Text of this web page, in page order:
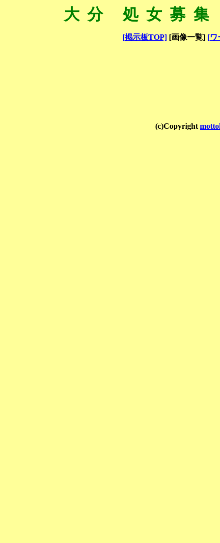
大分 処女募
[掲示板TOP][画像一覧] [ワ
(c)Copyright